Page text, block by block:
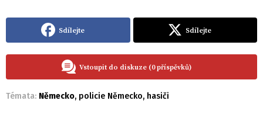
Sdílejte Sdílejte
Vstoupit do diskuze (0 příspěvků)
Témata: Německo, policie Německo, hasiči